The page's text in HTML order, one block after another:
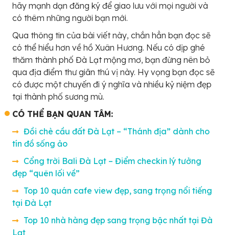
hãy mạnh dạn đăng ký để giao lưu với mọi người và
có thêm những người bạn mới.
Qua thông tin của bài viết này, chắn hẳn bạn đọc sẽ
có thể hiểu hơn về hồ Xuân Hương. Nếu có dịp ghé
thăm thành phố Đà Lạt mộng mơ, bạn đừng nên bỏ
qua địa điểm thư giãn thú vị này. Hy vọng bạn đọc sẽ
có được một chuyến đi ý nghĩa và nhiều kỷ niệm đẹp
tại thành phố sương mù.
CÓ THỂ BẠN QUAN TÂM:
Đồi chè cầu đất Đà Lạt – “Thánh địa” dành cho
tín đồ sống ảo
Cổng trời Bali Đà Lạt – Điểm checkin lý tưởng
đẹp “quên lối về”
Top 10 quán cafe view đẹp, sang trọng nổi tiếng
tại Đà Lạt
Top 10 nhà hàng đẹp sang trọng bậc nhất tại Đà
Lạt